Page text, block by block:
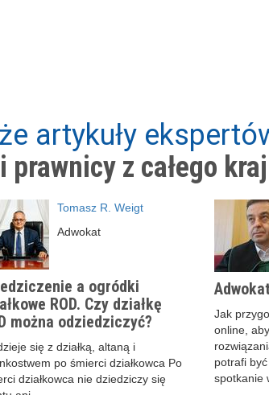
artykuły
prawnicy z całego
Tomasz R. Weigt
Adwokat
a ogródki
ROD. Czy działkę
można odziedziczyć?
się z działką, altaną i
po śmierci działkowca Po
działkowca nie dziedziczy się
Jak
online,
potrafi
spotkanie